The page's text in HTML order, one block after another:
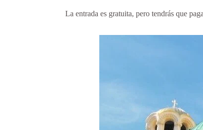
La entrada es gratuita, pero tendrás que